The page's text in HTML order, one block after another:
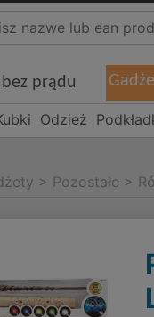
prądu
Odzież
> Pozostałe >